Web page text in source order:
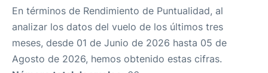
En términos de Rendimiento de Puntualidad, al
analizar los datos del vuelo de los últimos tres
meses, desde 01 de Junio de 2026 hasta 05 de
Agosto de 2026, hemos obtenido estas cifras.